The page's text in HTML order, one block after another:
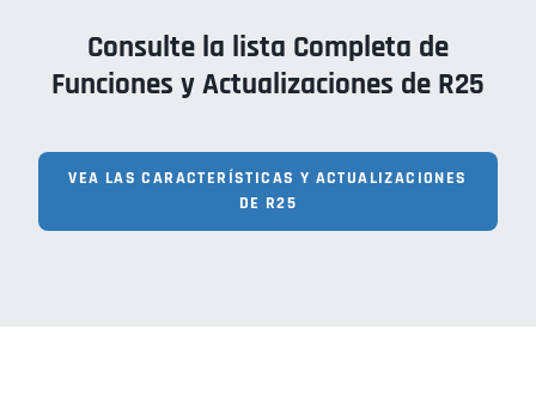
Consulte la lista Completa de
Funciones y Actualizaciones de R25
VEA LAS CARACTERÍSTICAS Y ACTUALIZACIONES
DE R25